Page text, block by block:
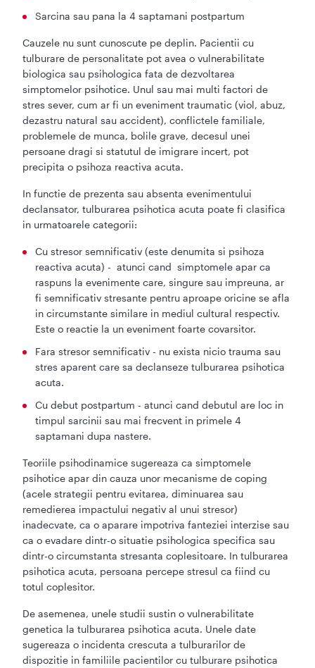
Sarcina sau pana la 4 saptamani postpartum
Cauzele nu sunt cunoscute pe deplin. Pacientii cu
tulburare de personalitate pot avea o vulnerabilitate
biologica sau psihologica fata de dezvoltarea
simptomelor psihotice. Unul sau mai multi factori de
stres sever, cum ar fi un eveniment traumatic (viol, abuz,
dezastru natural sau accident), conflictele familiale,
problemele de munca, bolile grave, decesul unei
persoane dragi si statutul de imigrare incert, pot
precipita o psihoza reactiva acuta.
In functie de prezenta sau absenta evenimentului
declansator, tulburarea psihotica acuta poate fi clasifica
in urmatoarele categorii:
Cu stresor semnificativ (este denumita si psihoza
reactiva acuta) - atunci cand simptomele apar ca
raspuns la evenimente care, singure sau impreuna, ar
fi semnificativ stresante pentru aproape oricine se afla
in circumstante similare in mediul cultural respectiv.
Este o reactie la un eveniment foarte covarsitor.
Fara stresor semnificativ - nu exista nicio trauma sau
stres aparent care sa declanseze tulburarea psihotica
acuta.
Cu debut postpartum - atunci cand debutul are loc in
timpul sarcinii sau mai frecvent in primele 4
saptamani dupa nastere.
Teoriile psihodinamice sugereaza ca simptomele
psihotice apar din cauza unor mecanisme de coping
(acele strategii pentru evitarea, diminuarea sau
remedierea impactului negativ al unui stresor)
inadecvate, ca o aparare impotriva fanteziei interzise sau
ca o evadare dintr-o situatie psihologica specifica sau
dintr-o circumstanta stresanta coplesitoare. In tulburarea
psihotica acuta, persoana percepe stresul ca fiind cu
totul coplesitor.
De asemenea, unele studii sustin o vulnerabilitate
genetica la tulburarea psihotica acuta. Unele date
sugereaza o incidenta crescuta a tulburarilor de
dispozitie in familiile pacientilor cu tulburare psihotica